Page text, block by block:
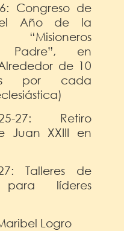
Congreso de
Año de la
“Misioneros
en
de 10
por cada
27: Retiro
Juan XXIII en
Talleres de
para líderes
Logro